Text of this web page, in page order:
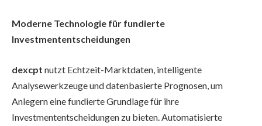
Moderne Technologie für fundierte
Investmententscheidungen
dexcpt nutzt Echtzeit-Marktdaten, intelligente
Analysewerkzeuge und datenbasierte Prognosen, um
Anlegern eine fundierte Grundlage für ihre
Investmententscheidungen zu bieten. Automatisierte